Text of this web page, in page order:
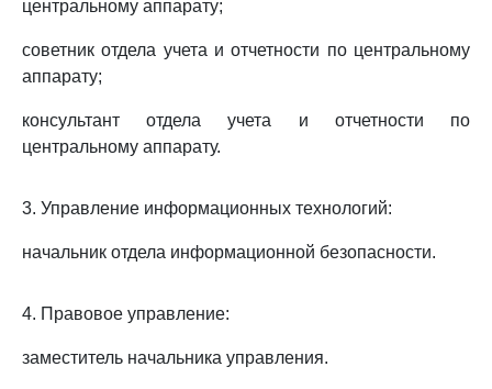
центральному аппарату;
советник отдела учета и отчетности по центральному
аппарату;
консультант отдела учета и отчетности по
центральному аппарату.
3. Управление информационных технологий:
начальник отдела информационной безопасности.
4. Правовое управление:
заместитель начальника управления.